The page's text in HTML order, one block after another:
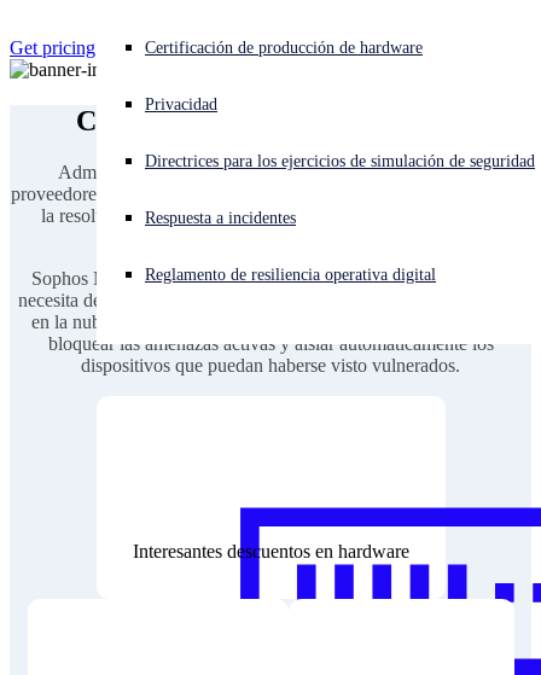
¿Está sufriendo un ciberataque? Obtenga ayuda ahora mismo
Iniciar sesión
Español Open language switcher
Certificación de producción de hardware
Privacidad
Directrices para los ejercicios de simulación de seguridad
Respuesta a incidentes
Reglamento de resiliencia operativa digital
Get pricing
Consolide, simplifique y ahorre
Administrar una red con soluciones dispares de distintos
proveedores aumenta los gastos de gestión y complica la asistencia y
la resolución de problemas, con el riesgo de crear brechas de
Sophos Network-in-a-Box ofrece toda la protección de red que
necesita de un único proveedor, gestionada desde una sola consola
en la nube, con soluciones que trabajan de forma conjunta para
bloquear las amenazas activas y aislar automáticamente los
dispositivos que puedan haberse visto vulnerados.
Interesantes descuentos en hardware